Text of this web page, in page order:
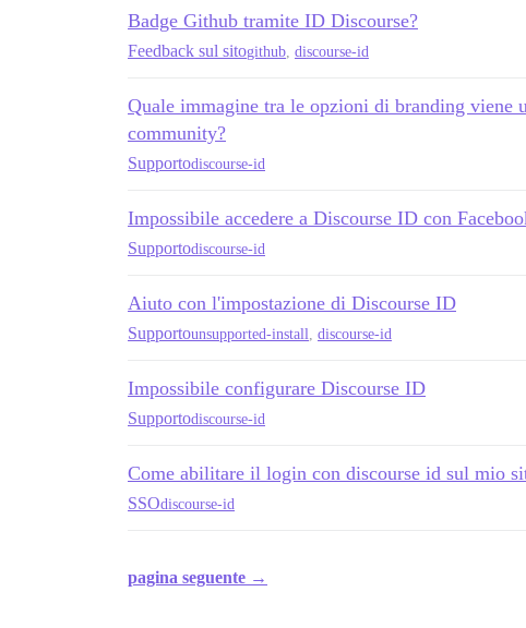
Badge Github tramite ID Discourse?
Feedback sul sitogithub discourse-id
Quale immagine tra le opzioni di branding viene
community?
Supportodiscourse-id
Impossibile accedere a Discourse ID con
Supportodiscourse-id
Aiuto con l'impostazione di Discourse ID
Supportounsupported-install discourse-id
Impossibile configurare Discourse ID
Supportodiscourse-id
Come abilitare il login con discourse id sul mio
SSOdiscourse-id
pagina seguente →